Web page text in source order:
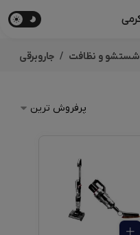
شستشو و نظافت جاروبرقی